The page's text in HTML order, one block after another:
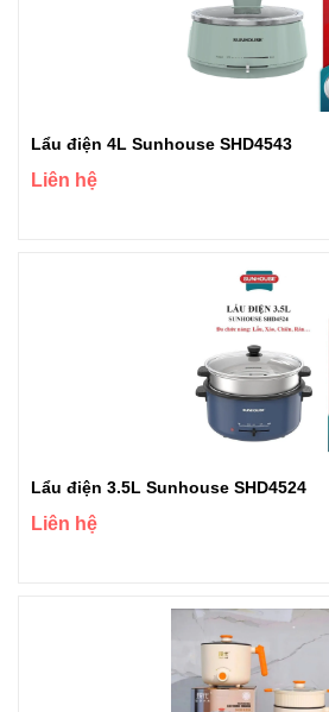
Lẩu điện 4L Sunhouse SHD4543
Liên hệ
Lẩu điện 3.5L Sunhouse SHD4524
Liên hệ